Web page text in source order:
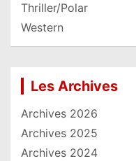
Thriller/Polar
Western
Les Archives
Archives 2026
Archives 2025
Archives 2024